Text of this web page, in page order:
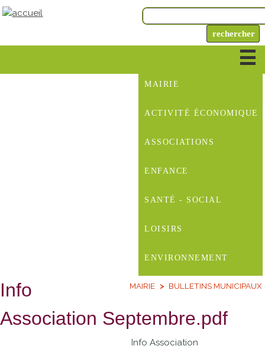
MAIRIE
ACTIVITÉ ÉCONOMIQUE
ASSOCIATIONS
ENFANCE
SANTÉ - SOCIAL
LOISIRS
ENVIRONNEMENT
MAIRIE BULLETINS MUNICIPAUX
Info
Association Septembre.pdf
Info Association